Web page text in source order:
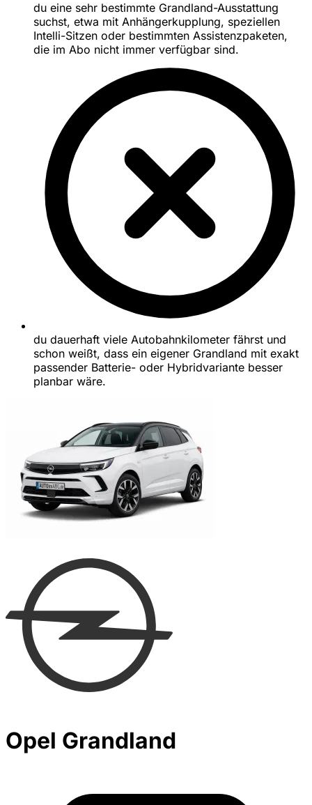
du eine sehr bestimmte Grandland-Ausstattung
suchst, etwa mit Anhängerkupplung, speziellen
Intelli-Sitzen oder bestimmten Assistenzpaketen,
die im Abo nicht immer verfügbar sind.
du dauerhaft viele Autobahnkilometer fährst und
schon weißt, dass ein eigener Grandland mit exakt
passender Batterie- oder Hybridvariante besser
planbar wäre.
Opel Grandland